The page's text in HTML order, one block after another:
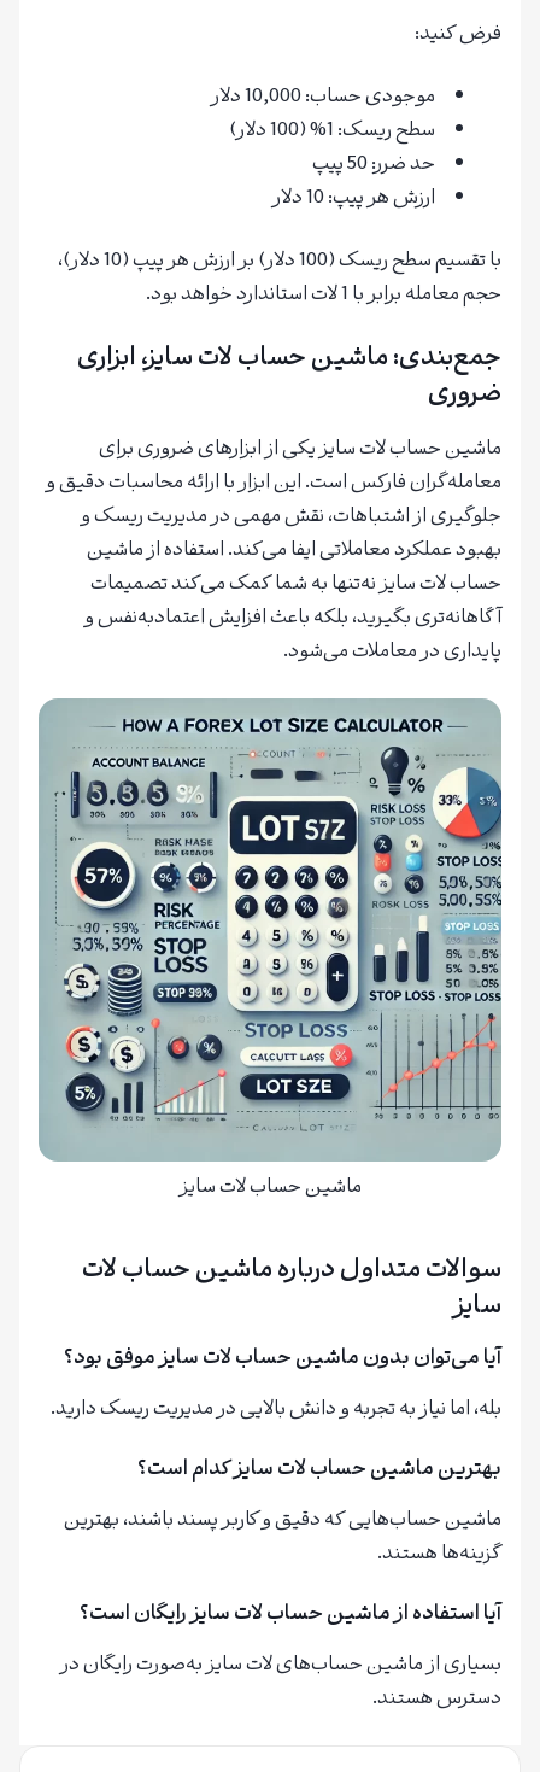
فرض کنید:
موجودی حساب: 10,000 دلار
سطح ریسک: 1% (100 دلار)
حد ضرر: 50 پیپ
ارزش هر پیپ: 10 دلار
با تقسیم سطح ریسک (100 دلار) بر ارزش هر پیپ (10 دلار)،
حجم معامله برابر با 1 لات استاندارد خواهد بود.
جمع‌بندی: ماشین حساب لات سایز، ابزاری
ضروری
ماشین حساب لات سایز یکی از ابزارهای ضروری برای
معامله‌گران فارکس است. این ابزار با ارائه محاسبات دقیق و
جلوگیری از اشتباهات، نقش مهمی در مدیریت ریسک و
بهبود عملکرد معاملاتی ایفا می‌کند. استفاده از ماشین
حساب لات سایز نه‌تنها به شما کمک می‌کند تصمیمات
آگاهانه‌تری بگیرید، بلکه باعث افزایش اعتمادبه‌نفس و
پایداری در معاملات می‌شود.
ماشین حساب لات سایز
سوالات متداول درباره ماشین حساب لات
سایز
آیا می‌توان بدون ماشین حساب لات سایز موفق بود؟
بله، اما نیاز به تجربه و دانش بالایی در مدیریت ریسک دارید.
بهترین ماشین حساب لات سایز کدام است؟
ماشین حساب‌هایی که دقیق و کاربر پسند باشند، بهترین
گزینه‌ها هستند.
آیا استفاده از ماشین حساب لات سایز رایگان است؟
بسیاری از ماشین حساب‌های لات سایز به‌صورت رایگان در
دسترس هستند.